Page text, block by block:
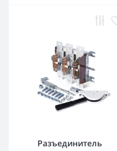
Разъединитель